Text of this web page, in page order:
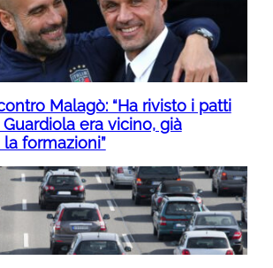
Malagò: “Ha rivisto i patti
Guardiola era vicino, già
formazioni”